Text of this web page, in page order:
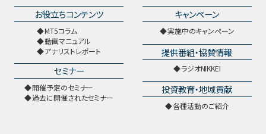
お役立ちコンテンツ
MT5コラム
動画マニュアル
アナリストレポート
セミナー
開催予定のセミナー
過去に開催されたセミナー
キャンペーン
実施中のキャンペーン
提供番組・協賛情報
ラジオNIKKEI
投資教育・地域貢献
各種活動のご紹介